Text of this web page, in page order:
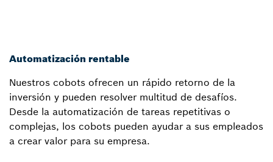
Automatización rentable
Nuestros cobots ofrecen un rápido retorno de la
inversión y pueden resolver multitud de desafíos.
Desde la automatización de tareas repetitivas o
complejas, los cobots pueden ayudar a sus empleados
a crear valor para su empresa.